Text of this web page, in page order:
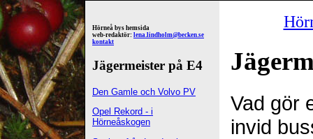
Hörneå bys hemsida
web-redaktör: lena.lindholm@becken.se
kontakt
Jägermeister på E4
Den Gamle och Volvo PV
Opel Rekord - i
Hörneåskogen
Vad gör
invid